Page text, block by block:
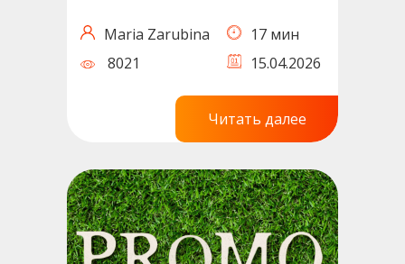
Maria Zarubina
17 мин
8021
15.04.2026
Читать далее